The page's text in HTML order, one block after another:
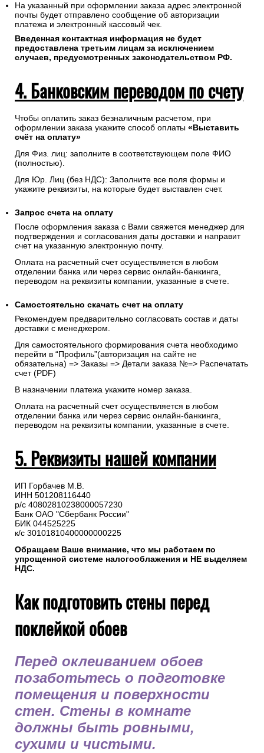
На указанный при оформлении заказа адрес электронной
почты будет отправлено сообщение об авторизации
платежа и электронный кассовый чек.
Введенная контактная информация не будет
предоставлена третьим лицам за исключением
случаев, предусмотренных законодательством РФ.
4. Банковским переводом по счету
Чтобы оплатить заказ безналичным расчетом, при
оформлении заказа укажите способ оплаты «Выставить
счёт на оплату»
Для Физ. лиц: заполните в соответствующем поле ФИО
(полностью).
Для Юр. Лиц (без НДС): Заполните все поля формы и
укажите реквизиты, на которые будет выставлен счет.
Запрос счета на оплату
После оформления заказа с Вами свяжется менеджер для
подтверждения и согласования даты доставки и направит
счет на указанную электронную почту.
Оплата на расчетный счет осуществляется в любом
отделении банка или через сервис онлайн-банкинга,
переводом на реквизиты компании, указанные в счете.
Самостоятельно скачать счет на оплату
Рекомендуем предварительно согласовать состав и даты
доставки с менеджером.
Для самостоятельного формирования счета необходимо
перейти в “Профиль”(авторизация на сайте не
обязательна) => Заказы => Детали заказа №=> Распечатать
счет (PDF)
В назначении платежа укажите номер заказа.
Оплата на расчетный счет осуществляется в любом
отделении банка или через сервис онлайн-банкинга,
переводом на реквизиты компании, указанные в счете.
5. Реквизиты нашей компании
ИП Горбачев М.В.
ИНН 501208116440
р/с 40802810238000057230
Банк ОАО "Сбербанк России"
БИК 044525225
к/с 30101810400000000225
Обращаем Ваше внимание, что мы работаем по
упрощенной системе налогооблажения и НЕ выделяем
НДС.
Как подготовить стены перед
поклейкой обоев
Перед оклеиванием обоев
позаботьтесь о подготовке
помещения и поверхности
стен. Стены в комнате
должны быть ровными,
сухими и чистыми.